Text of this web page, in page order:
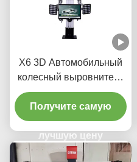
X6 3D Автомобильный
колесный выровнитель
для автомобильного
магазина
Получите самую
лучшую цену